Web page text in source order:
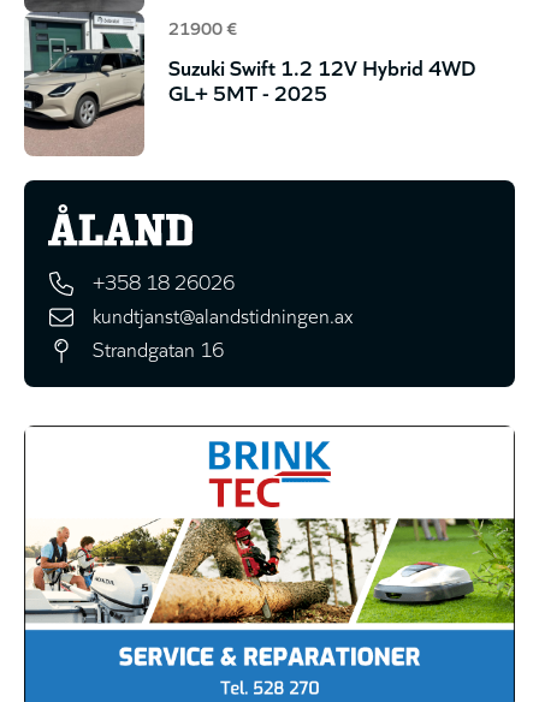
21900 €
Suzuki Swift 1.2 12V Hybrid 4WD
GL+ 5MT - 2025
+358 18 26026
kundtjanst@alandstidningen.ax
Strandgatan 16